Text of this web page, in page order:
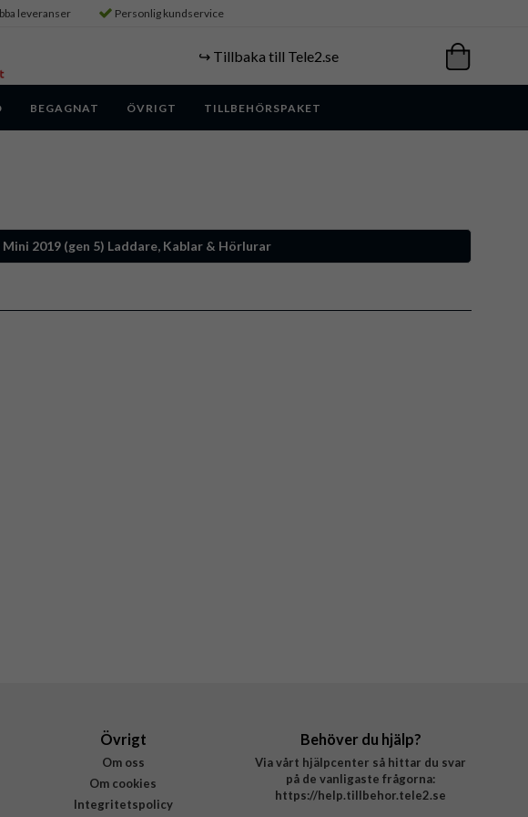
leveranser Personlig kundservice
↪️ Tillbaka till Tele2.se
BEGAGNAT ÖVRIGT TILLBEHÖRSPAKET
Mini 2019 (gen 5) Laddare, Kablar & Hörlurar
Övrigt
Om oss
Om cookies
Integritetspolicy
Behöver du hjälp?
Via vårt hjälpcenter så hittar du svar
på de vanligaste frågorna:
https://help.tillbehor.tele2.se